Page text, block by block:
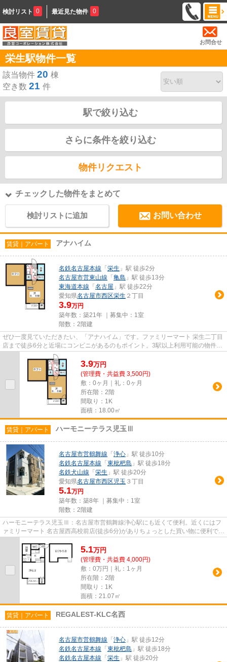
検討リスト 0 最近見た物件 0
お問合せ
栄生駅物件一覧
該当物件 20 棟
空き数 21 件
駅で絞り込む
さらに条件を絞り込む
物件リクエスト
チェックした物件をまとめて
検討リストに追加 お問い合わせ
賃貸｜アパート アナハイム
名鉄名古屋本線 「 栄生 」駅 徒歩2分
名古屋市営東山線 「 亀島 」駅 徒歩13分
東海道本線 「 名古屋 」駅 徒歩22分
愛知県名古屋市西区栄生 ２丁目
3.9万円
築年数：築21年 ｜募集中： 1室
階数：2階建
ぜひ一度見ていただきたい、「アナハイム」です。ファミリーマート 栄生二丁目
店まで徒歩6分と近場にコンビニがあるのもポイント。3駅以上利用可能の物件な
らお出かけも便利です。最上...
3.9万円
(管理費・共益費 3,500円)
敷：0ヶ月｜礼：0ヶ月
所在階：2階
間取り：1K
面積：18.00㎡
賃貸｜アパート ハーモニーテラス児玉Ⅲ
名古屋市営鶴舞線 「 浄心 」駅 徒歩10分
名鉄名古屋本線 「 東枇杷島 」駅 徒歩18分
名鉄犬山線 「 栄生 」駅 徒歩20分
愛知県名古屋市西区 児玉 ３丁目
5.1万円
築年数：築8年 ｜募集中： 1室
階数：2階建
ハーモニーテラス児玉Ⅲ：名古屋市営鶴舞線浄心駅にも近くて便利。近くにはフ
ァミリーマート 名古屋西高校前店(徒歩6分)がありちょっとした買い物に便利で
5.1万円
(管理費・共益費 4,000円)
敷：0万円｜礼：1ヶ月
所在階：2階
間取り：1K
面積：21.07㎡
賃貸｜アパート REGALEST-KLC名西
名古屋市営鶴舞線 「 浄心 」駅 徒歩12分
名鉄名古屋本線 「 東枇杷島 」駅 徒歩18分
名鉄名古屋本線 「 栄生 」駅 徒歩20分